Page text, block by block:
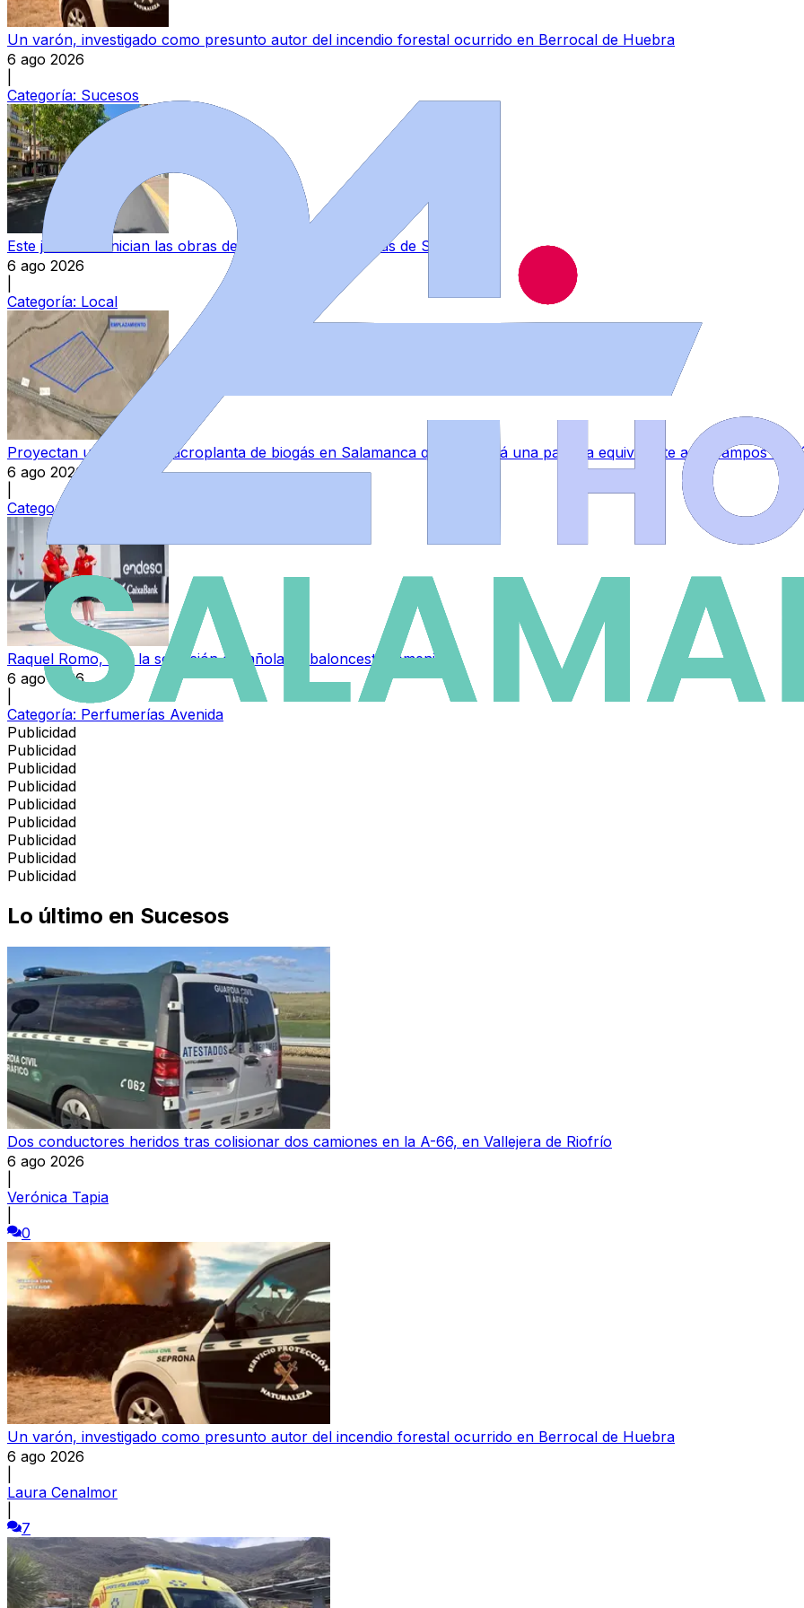
Un varón, investigado como presunto autor del incendio forestal ocurrido en Berrocal de Huebra
6 ago 2026
Categoría: Sucesos
Este jueves se inician las obras de asfaltado en once vías de Salamanca
6 ago 2026
Categoría: Local
Proyectan una nueva macroplanta de biogás en Salamanca que ocupará una parcela equivalente a 35 campos de
6 ago 2026
Categoría:
Raquel Romo, con la selección española de baloncesto femenino
6 ago 2026
Categoría: Perfumerías Avenida
Publicidad
Publicidad
Publicidad
Publicidad
Publicidad
Publicidad
Publicidad
Publicidad
Publicidad
Lo último en Sucesos
Dos conductores heridos tras colisionar dos camiones en la A-66, en Vallejera de Riofrío
6 ago 2026
Verónica Tapia
0
Un varón, investigado como presunto autor del incendio forestal ocurrido en Berrocal de Huebra
6 ago 2026
Laura Cenalmor
7